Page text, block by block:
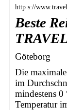
http s://
Beste
Göteborg
Die
im
mindestens
Temperatur